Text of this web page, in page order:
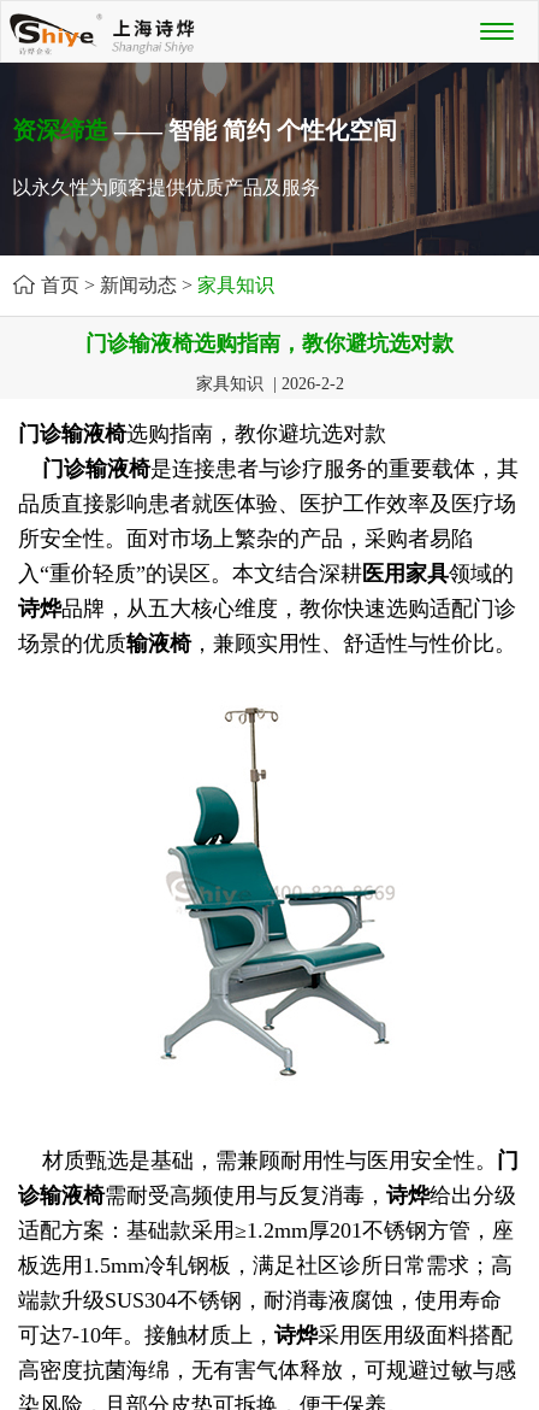
资深缔造—— 智能 简约 个性化空间
以永久性为顾客提供优质产品及服务
首页 > 新闻动态 > 家具知识
门诊输液椅选购指南，教你避坑选对款
家具知识 | 2026-2-2
门诊输液椅选购指南，教你避坑选对款
门诊输液椅是连接患者与诊疗服务的重要载体，其
品质直接影响患者就医体验、医护工作效率及医疗场
所安全性。面对市场上繁杂的产品，采购者易陷
入“重价轻质”的误区。本文结合深耕医用家具领域的
诗烨品牌，从五大核心维度，教你快速选购适配门诊
场景的优质输液椅，兼顾实用性、舒适性与性价比。
材质甄选是基础，需兼顾耐用性与医用安全性。 门
诊输液椅需耐受高频使用与反复消毒， 诗烨给出分级
适配方案：基础款采用≥1.2mm厚201不锈钢方管，座
板选用1.5mm冷轧钢板，满足社区诊所日常需求；高
端款升级SUS304不锈钢，耐消毒液腐蚀，使用寿命
可达7-10年。接触材质上， 诗烨采用医用级面料搭配
高密度抗菌海绵，无有害气体释放，可规避过敏与感
染风险，且部分皮垫可拆换，便于保养。